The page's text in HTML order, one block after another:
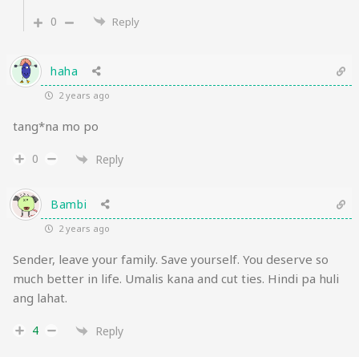
0
Reply
haha
2 years ago
tang*na mo po
0 Reply
Bambi
2 years ago
Sender, leave your family. Save yourself. You deserve so
much better in life. Umalis kana and cut ties. Hindi pa huli
ang lahat.
4 Reply